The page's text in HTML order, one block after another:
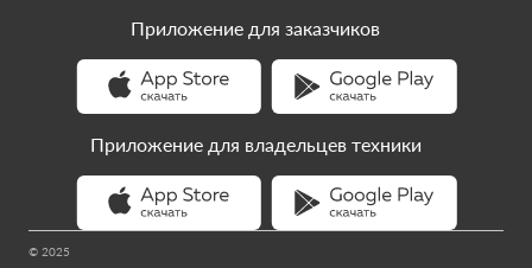
© 2025
Приложение для заказчиков
Приложение для владельцев техники